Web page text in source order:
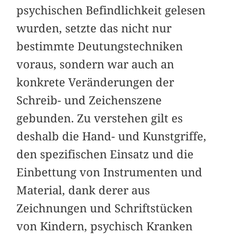
psychischen Befindlichkeit gelesen
wurden, setzte das nicht nur
bestimmte Deutungstechniken
voraus, sondern war auch an
konkrete Veränderungen der
Schreib- und Zeichenszene
gebunden. Zu verstehen gilt es
deshalb die Hand- und Kunstgriffe,
den spezifischen Einsatz und die
Einbettung von Instrumenten und
Material, dank derer aus
Zeichnungen und Schriftstücken
von Kindern, psychisch Kranken